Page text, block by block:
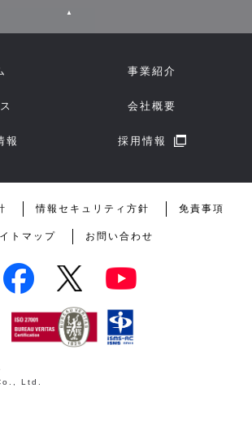
▲
事業紹介
会社概要
報 採用情報
情報セキュリティ方針 免責事項
トマップ お問い合わせ
Ltd.